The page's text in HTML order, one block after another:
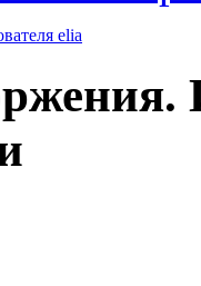
elia